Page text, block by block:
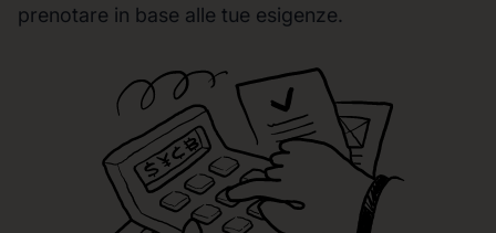
prenotare in base alle tue esigenze.